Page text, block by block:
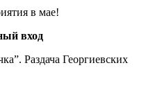
в мае!
вход
Раздача Георгиевских